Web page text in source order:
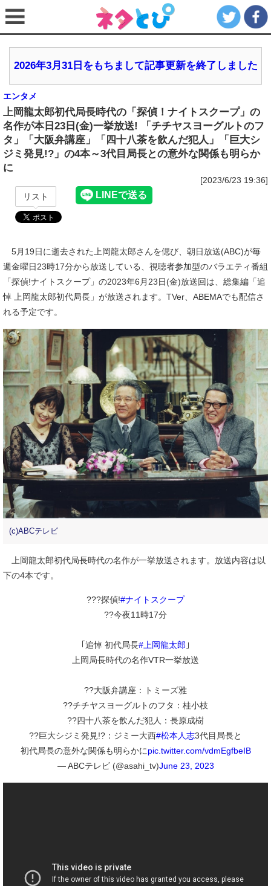
2026年3月31日をもちまして記事更新を終了しました
エンタメ
上岡龍太郎初代局長時代の「探偵！ナイトスクープ」の
名作が本日23日(金)一挙放送! 「チチヤスヨーグルトのフ
タ」「大阪弁講座」「四十八茶を飲んだ犯人」「巨大シ
ジミ発見!?」の4本～3代目局長との意外な関係も明らか
に
[2023/6/23 19:36]
リスト
5月19日に逝去された上岡龍太郎さんを偲び、朝日放送(ABC)が毎
週金曜日23時17分から放送している、視聴者参加型のバラエティ番組
「探偵!ナイトスクープ」の2023年6月23日(金)放送回は、総集編「追
悼 上岡龍太郎初代局長」が放送されます。TVer、ABEMAでも配信さ
れる予定です。
(c)ABCテレビ
上岡龍太郎初代局長時代の名作が一挙放送されます。放送内容は以
下の4本です。
???探偵!#ナイトスクープ
??今夜11時17分
｢追悼 初代局長#上岡龍太郎 ｣
上岡局長時代の名作VTR一挙放送
??大阪弁講座：トミーズ雅
??チチヤスヨーグルトのフタ：桂小枝
??四十八茶を飲んだ犯人：長原成樹
??巨大シジミ発見!?：ジミー大西#松本人志3代目局長と
初代局長の意外な関係も明らかにpic.twitter.com/vdmEgfbeIB
— ABCテレビ (@asahi_tv)June 23, 2023